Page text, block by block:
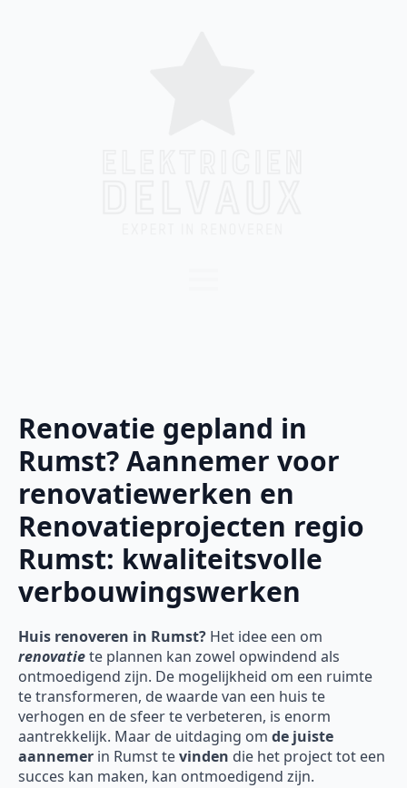
Renovatie gepland in
Rumst? Aannemer voor
renovatiewerken en
Renovatieprojecten regio
Rumst: kwaliteitsvolle
verbouwingswerken
Huis renoveren in Rumst? Het idee een om
renovatiete plannen kan zowel opwindend als
ontmoedigend zijn. De mogelijkheid om een ruimte
te transformeren, de waarde van een huis te
verhogen en de sfeer te verbeteren, is enorm
aantrekkelijk. Maar de uitdaging om de juiste
aannemer in Rumst tevinden die het project tot een
succes kan maken, kan ontmoedigend zijn.